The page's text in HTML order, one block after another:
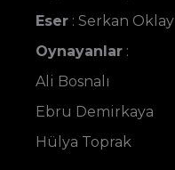
Eser : Serkan Oklay
Oynayanlar :
Ali Bosnalı
Ebru Demirkaya
Hülya Toprak